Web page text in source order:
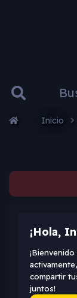
Inicio
¡Hola,
compartir
juntos!